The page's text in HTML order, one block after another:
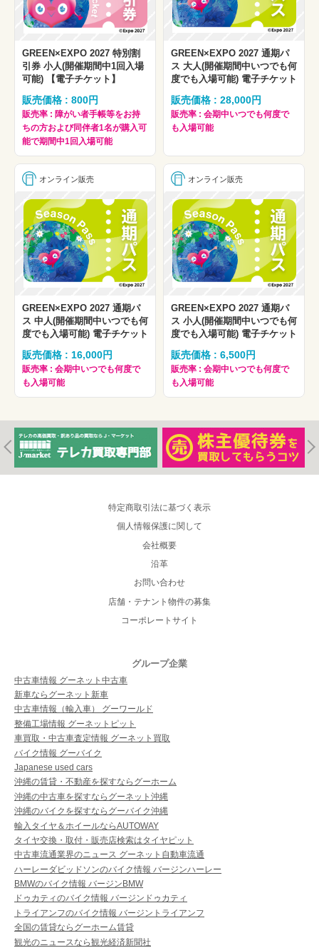
GREEN×EXPO 2027 特別割
引券 小人(開催期間中1回入場
可能) 【電子チケット】
販売価格 : 800円
販売率 : 障がい者手帳等をお持
ちの方および同伴者1名が購入可
能で期間中1回入場可能
GREEN×EXPO 2027 通期パ
ス 大人(開催期間中いつでも何
度でも入場可能) 電子チケット
販売価格 : 28,000円
販売率 : 会期中いつでも何度で
も入場可能
オンライン販売
GREEN×EXPO 2027 通期パ
ス 中人(開催期間中いつでも何
度でも入場可能) 電子チケット
販売価格 : 16,000円
販売率 : 会期中いつでも何度で
も入場可能
オンライン販売
GREEN×EXPO 2027 通期パ
ス 小人(開催期間中いつでも何
度でも入場可能) 電子チケット
販売価格 : 6,500円
販売率 : 会期中いつでも何度で
も入場可能
特定商取引法に基づく表示
個人情報保護に関して
会社概要
沿革
お問い合わせ
店舗・テナント物件の募集
コーポレートサイト
グループ企業
中古車情報 グーネット中古車
新車ならグーネット新車
中古車情報（輸入車） グーワールド
整備工場情報 グーネットピット
車買取・中古車査定情報 グーネット買取
バイク情報 グーバイク
Japanese used cars
沖縄の賃貸・不動産を探すならグーホーム
沖縄の中古車を探すならグーネット沖縄
沖縄のバイクを探すならグーバイク沖縄
輸入タイヤ＆ホイールならAUTOWAY
タイヤ交換・取付・販売店検索はタイヤピット
中古車流通業界のニュース グーネット自動車流通
ハーレーダビッドソンのバイク情報 バージンハーレー
BMWのバイク情報 バージンBMW
ドゥカティのバイク情報 バージンドゥカティ
トライアンフのバイク情報 バージントライアンフ
全国の賃貸ならグーホーム賃貸
観光のニュースなら観光経済新聞社